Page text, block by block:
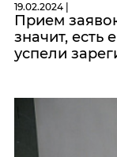
19.02.2024 |
Прием
значит, есть
успели